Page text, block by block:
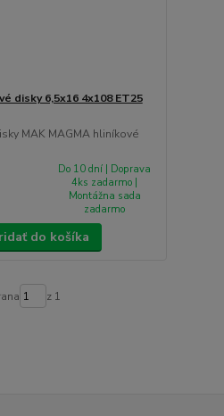
disky 6,5x16 4x108 ET25
MAK MAGMA hliníkové
Do 10 dní | Doprava
4ks zadarmo |
Montážna sada
zadarmo
do košíka
z 1